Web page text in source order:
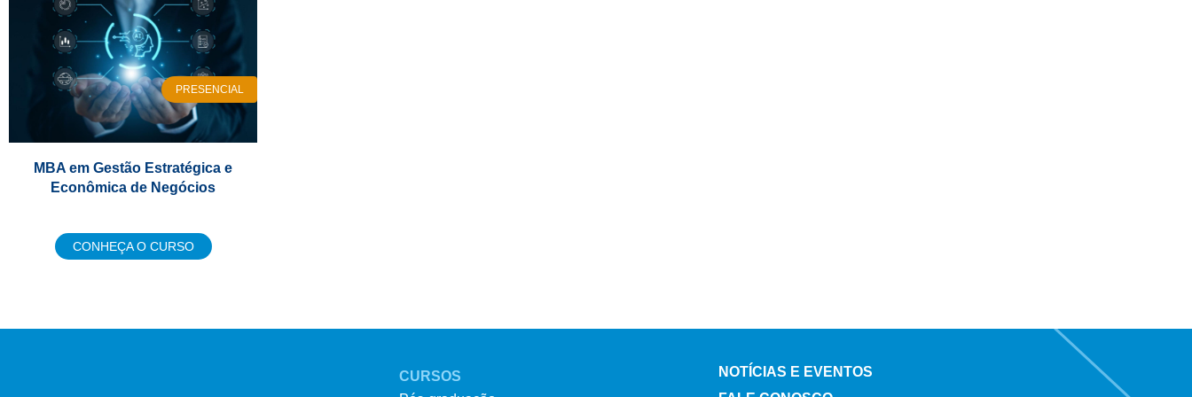
PRESENCIAL
MBA em Gestão Estratégica e
Econômica de Negócios
CONHEÇA O CURSO
CURSOS
NOTÍCIAS E EVENTOS